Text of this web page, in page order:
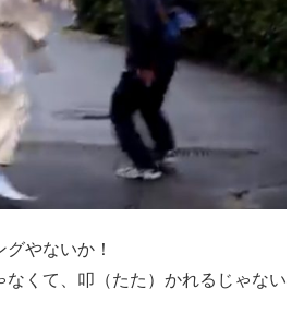
やないか！
なくて、叩（たた）かれるじゃない